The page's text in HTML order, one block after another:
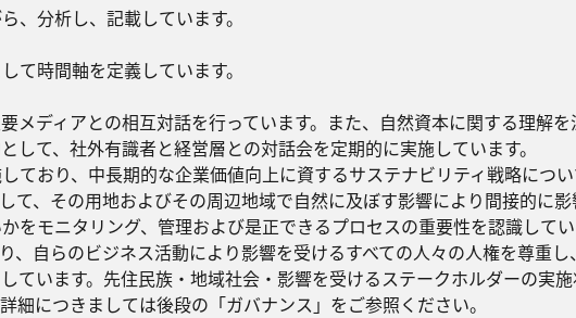
、分析し、記載しています。
て時間軸を定義しています。
メディアとの相互対話を行っています。また、自然資本に関する理解
て、社外有識者と経営層との対話会を定期的に実施しています。
ており、中長期的な企業価値向上に資するサステナビリティ戦略につ
て、その用地およびその周辺地域で自然に及ぼす影響により間接的に
をモニタリング、管理および是正できるプロセスの重要性を認識して
、自らのビジネス活動により影響を受けるすべての人々の人権を尊重し
ています。先住民族・地域社会・影響を受けるステークホルダーの実
につきましては後段の「ガバナンス」をご参照ください。